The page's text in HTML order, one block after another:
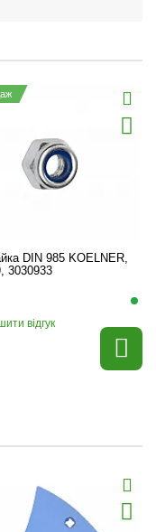
DIN 985 KOELNER,
3030933
відгук